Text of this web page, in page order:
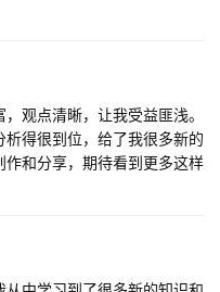
观点清晰，让我受益匪浅。
得很到位，给了我很多新的
和分享，期待看到更多这样